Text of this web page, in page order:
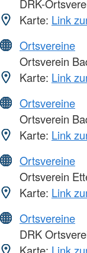
DRK-
Karte: Link
Ortsvereine
Ortsverein
Karte: Link
Ortsvereine
Ortsverein
Karte: Link
Ortsvereine
Ortsverein
Karte: Link
Ortsvereine
DRK